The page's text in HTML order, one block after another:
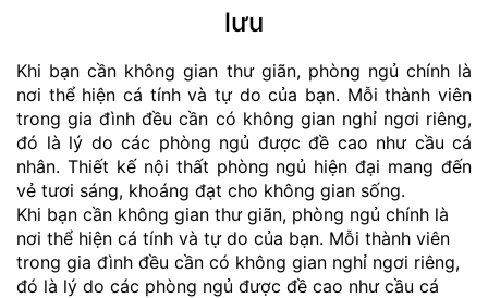
lưu
Khi bạn cần không gian thư giãn, phòng ngủ chính là
nơi thể hiện cá tính và tự do của bạn. Mỗi thành viên
trong gia đình đều cần có không gian nghỉ ngơi riêng,
đó là lý do các phòng ngủ được đề cao như cầu cá
nhân. Thiết kế nội thất phòng ngủ hiện đại mang đến
vẻ tươi sáng, khoáng đạt cho không gian sống.
Khi bạn cần không gian thư giãn, phòng ngủ chính là
nơi thể hiện cá tính và tự do của bạn. Mỗi thành viên
trong gia đình đều cần có không gian nghỉ ngơi riêng,
đó là lý do các phòng ngủ được đề cao như cầu cá